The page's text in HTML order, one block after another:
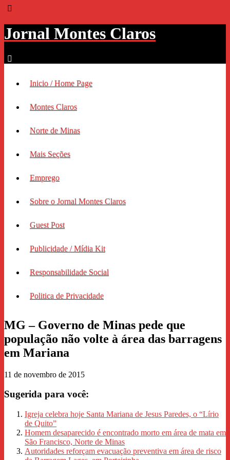
Jornal Montes Claros
Inicio / Home Page
Montes Claros
Norte de Minas
Mais Seções
Emprego
Sobre o Jornal Montes Claros
Guest Post
Publicidade / Mídia Kit
Responsabilidade Social
Politica de Privacidade
MG – Governo de Minas pede que
população não volte à área das barragens
em Mariana
11 de novembro de 2015
Sugerida para você:
Igreja celebra hoje Santa Mariana de Jesus Paredes, o “Lírio
de Quito”
Homem desaparecido é encontrado morto em área de mata em
São Francisco, Norte de Minas
Autoridades reforçam evacuação preventiva em área de risco